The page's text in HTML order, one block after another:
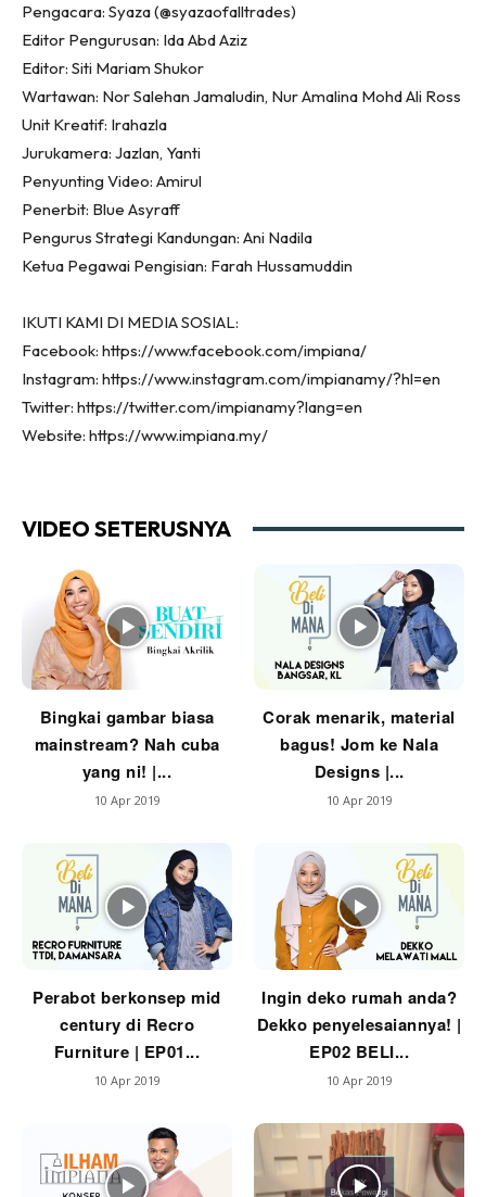
Hartanah
Video
Beli Di Mana
Buat Sendiri
Ilham Impiana
Ilham Impiana 360
Ilham Impiana Inspirasi Selebriti
Casa Impiana
Tip Laman
Hub Ideaktiv
Pengacara: Syaza (@syazaofalltrades)
Editor Pengurusan: Ida Abd Aziz
Editor: Siti Mariam Shukor
Wartawan: Nor Salehan Jamaludin, Nur Amalina Mohd Ali Ross
Unit Kreatif: Irahazla
Jurukamera: Jazlan, Yanti
Penyunting Video: Amirul
Penerbit: Blue Asyraff
Pengurus Strategi Kandungan: Ani Nadila
Ketua Pegawai Pengisian: Farah Hussamuddin
IKUTI KAMI DI MEDIA SOSIAL:
Facebook: https://www.facebook.com/impiana/
Instagram: https://www.instagram.com/impianamy/?hl=en
Twitter: https://twitter.com/impianamy?lang=en
Website: https://www.impiana.my/
VIDEO SETERUSNYA
Bingkai gambar biasa
mainstream? Nah cuba
yang ni! |...
10 Apr 2019
Corak menarik, material
bagus! Jom ke Nala
Designs |...
10 Apr 2019
Perabot berkonsep mid
century di Recro
Furniture | EP01...
10 Apr 2019
Ingin deko rumah anda?
Dekko penyelesaiannya! |
EP02 BELI...
10 Apr 2019